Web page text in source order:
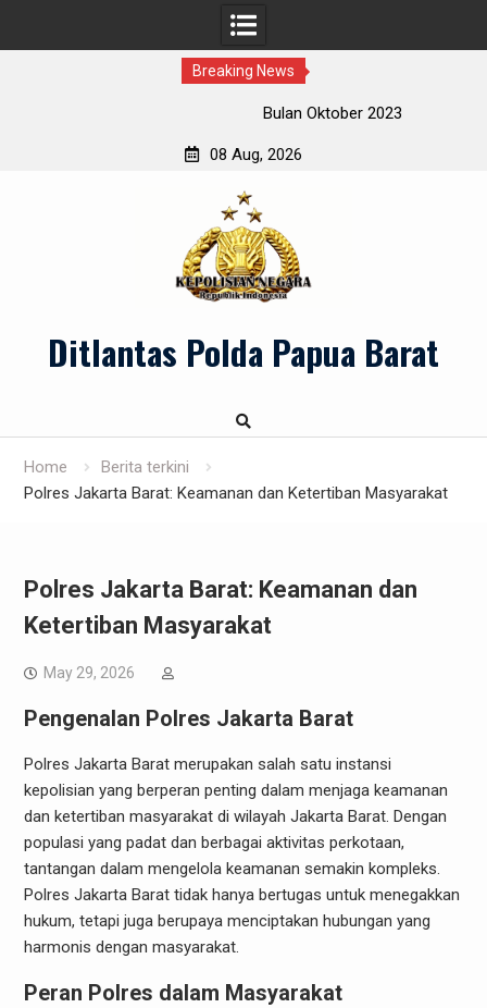
Breaking News
Bulan Oktober 2023
08 Aug, 2026
Ditlantas Polda Papua Barat
Home
Berita terkini
Polres Jakarta Barat: Keamanan dan Ketertiban Masyarakat
Polres Jakarta Barat: Keamanan dan
Ketertiban Masyarakat
May 29, 2026
Pengenalan Polres Jakarta Barat
Polres Jakarta Barat merupakan salah satu instansi
kepolisian yang berperan penting dalam menjaga keamanan
dan ketertiban masyarakat di wilayah Jakarta Barat. Dengan
populasi yang padat dan berbagai aktivitas perkotaan,
tantangan dalam mengelola keamanan semakin kompleks.
Polres Jakarta Barat tidak hanya bertugas untuk menegakkan
hukum, tetapi juga berupaya menciptakan hubungan yang
harmonis dengan masyarakat.
Peran Polres dalam Masyarakat